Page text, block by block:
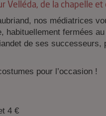
Velléda, de la chapelle
nos médiatrices
habituellement fermées
de ses successeurs,
pour l’occasion !
4 €